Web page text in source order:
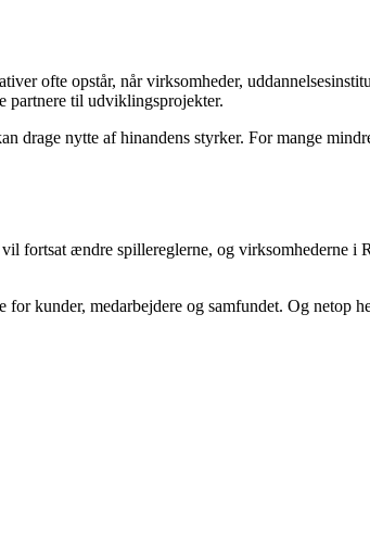
ofte opstår, når virksomheder,
partnere til udviklingsprojekter.
drage nytte af hinandens styrker. For mange
fortsat ændre spillereglerne, og virksomhederne i
kunder, medarbejdere og samfundet. Og netop